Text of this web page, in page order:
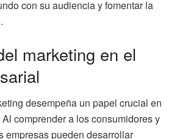
con su audiencia y fomentar la
marketing en el
desempeña un papel crucial en
comprender a los consumidores y
empresas pueden desarrollar